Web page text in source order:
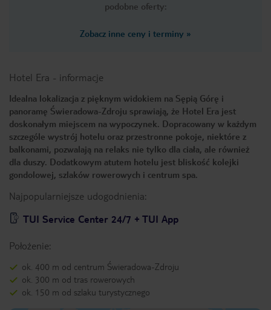
podobne oferty:
Zobacz inne ceny i terminy »
Hotel Era - informacje
Idealna lokalizacja z pięknym widokiem na Sępią Górę i
panoramę Świeradowa-Zdroju sprawiają, że Hotel Era jest
doskonałym miejscem na wypoczynek. Dopracowany w każdym
szczególe wystrój hotelu oraz przestronne pokoje, niektóre z
balkonami, pozwalają na relaks nie tylko dla ciała, ale również
dla duszy. Dodatkowym atutem hotelu jest bliskość kolejki
gondolowej, szlaków rowerowych i centrum spa.
Najpopularniejsze udogodnienia:
TUI Service Center 24/7 + TUI App
Położenie:
ok. 400 m od centrum Świeradowa-Zdroju
ok. 300 m od tras rowerowych
ok. 150 m od szlaku turystycznego